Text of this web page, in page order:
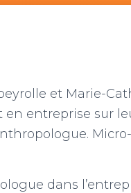
et Marie-
entreprise sur
dans